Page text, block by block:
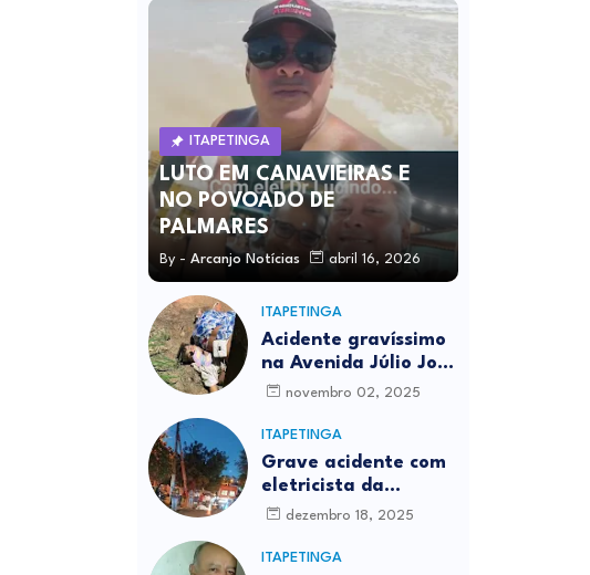
ITAPETINGA
LUTO EM CANAVIEIRAS E
NO POVOADO DE
PALMARES
By - Arcanjo Notícias abril 16, 2026
ITAPETINGA
Acidente gravíssimo
na Avenida Júlio José
Rodrigues deixa um
novembro 02, 2025
ITAPETINGA
Grave acidente com
eletricista da
Prefeitura é
Itapetinga
dezembro 18, 2025
ITAPETINGA